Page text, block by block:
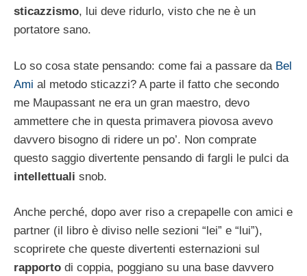
sticazzismo, lui deve ridurlo, visto che ne è un
portatore sano.
Lo so cosa state pensando: come fai a passare da Bel
Ami al metodo sticazzi? A parte il fatto che secondo
me Maupassant ne era un gran maestro, devo
ammettere che in questa primavera piovosa avevo
davvero bisogno di ridere un po’. Non comprate
questo saggio divertente pensando di fargli le pulci da
intellettuali snob.
Anche perché, dopo aver riso a crepapelle con amici e
partner (il libro è diviso nelle sezioni “lei” e “lui”),
scoprirete che queste divertenti esternazioni sul
rapporto di coppia, poggiano su una base davvero